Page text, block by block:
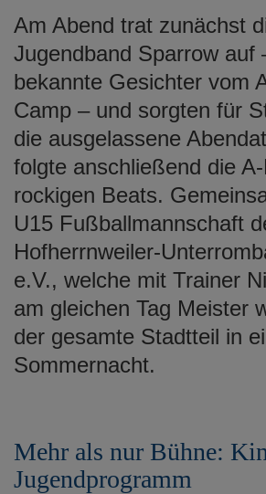
Am Abend trat zunächst
Jugendband Sparrow auf
bekannte Gesichter vom
Camp – und sorgten für
die ausgelassene
folgte anschließend die
rockigen Beats.
U15 Fußballmannschaft
Hofherrnweiler-
e.V., welche mit Trainer
am gleichen Tag Meister
der gesamte Stadtteil in
Sommernacht.
Mehr als nur Bühne:
Jugendprogramm